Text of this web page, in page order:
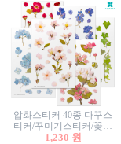
압화스티커 40종 다꾸스
티커/꾸미기스티커/꽃스
티커/압화꽃책갈피/팬시
1,230 원